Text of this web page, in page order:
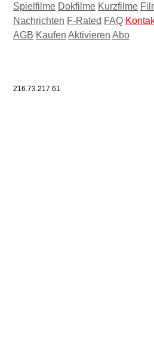
Spielfilme Dokfilme Kurzfilme
Nachrichten F-Rated FAQ
AGB Kaufen Aktivieren Abo
216.73.217.61